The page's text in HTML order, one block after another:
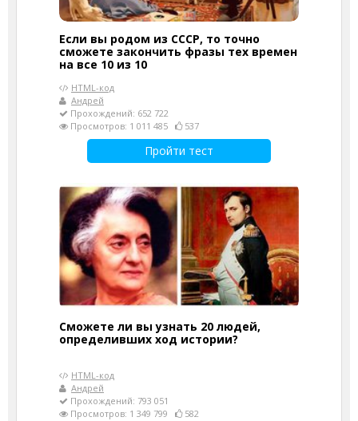
Если вы родом из СССР, то точно
сможете закончить фразы тех времен
на все 10 из 10
HTML-код
Андрей
Прохождений: 652 722
Просмотров: 1 011 485
537
Пройти тест
Сможете ли вы узнать 20 людей,
определивших ход истории?
HTML-код
Андрей
Прохождений: 793 051
Просмотров: 1 349 799
582